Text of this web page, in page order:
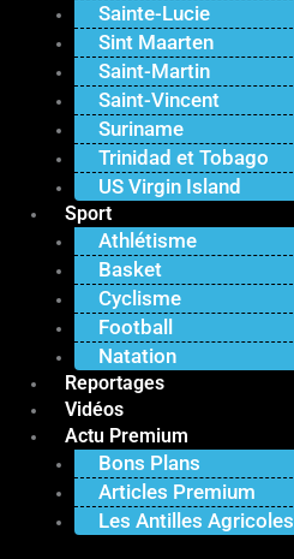
Sainte-Lucie
Sint Maarten
Saint-Martin
Saint-Vincent
Suriname
Trinidad et Tobago
US Virgin Island
Sport
Athlétisme
Basket
Cyclisme
Football
Natation
Reportages
Vidéos
Actu Premium
Bons Plans
Articles Premium
Les Antilles Agricoles